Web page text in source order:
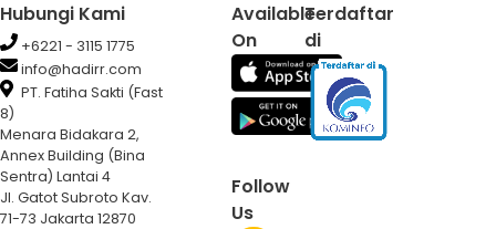
Hubungi Kami
+6221 - 3115 1775
info@hadirr.com
PT. Fatiha Sakti (Fast
8)
Menara Bidakara 2,
Annex Building (Bina
Sentra) Lantai 4
Jl. Gatot Subroto Kav.
71-73 Jakarta 12870
Available
On
Follow
Us
Terdaftar
di